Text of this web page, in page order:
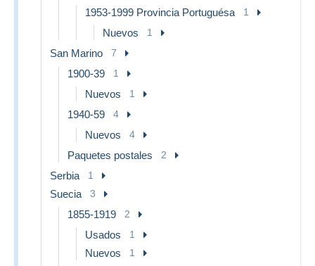
1953-1999 Provincia Portuguésa 1
Nuevos 1
San Marino 7
1900-39 1
Nuevos 1
1940-59 4
Nuevos 4
Paquetes postales 2
Serbia 1
Suecia 3
1855-1919 2
Usados 1
Nuevos 1